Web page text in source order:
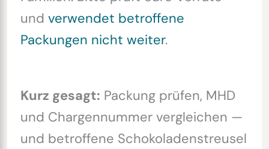
und verwendet betroffene
Packungen nicht weiter.
Kurz gesagt: Packung prüfen, MHD
und Chargennummer vergleichen —
und betroffene Schokoladenstreusel